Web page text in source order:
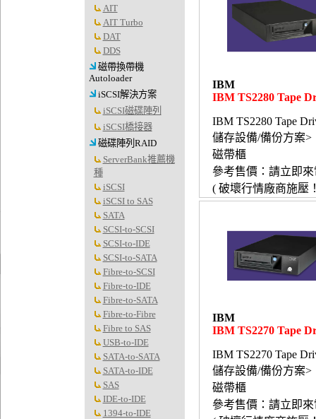
AIT
AIT Turbo
DAT
DDS
磁帶換帶機
Autoloader
iSCSI解決方案
iSCSI磁碟陣列
iSCSI橋接器
磁碟陣列RAID
ServerBank推薦機
種
iSCSI
iSCSI to SAS
SATA
SCSI-to-SCSI
SCSI-to-IDE
SCSI-to-SATA
Fibre-to-SCSI
Fibre-to-IDE
Fibre-to-SATA
Fibre-to-Fibre
Fibre to SAS
USB-to-IDE
SATA-to-SATA
SATA-to-IDE
SAS
IDE-to-IDE
1394-to-IDE
IBM
IBM TS2280 Tape
IBM TS2280 Tape
儲存設備/備份方案>
磁帶櫃
參考售價：請立即
( 破壞行情廠商施壓
IBM
IBM TS2270 Tape
IBM TS2270 Tape
儲存設備/備份方案>
磁帶櫃
參考售價：請立即